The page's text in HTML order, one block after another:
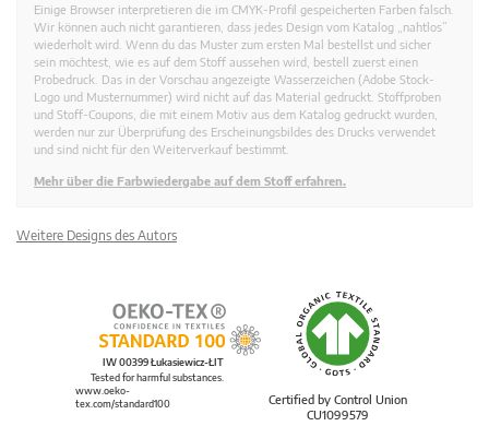
Einige Browser interpretieren die im CMYK-Profil gespeicherten Farben falsch.
Wir können auch nicht garantieren, dass jedes Design vom Katalog „nahtlos”
wiederholt wird. Wenn du das Muster zum ersten Mal bestellst und sicher
sein möchtest, wie es auf dem Stoff aussehen wird, bestell zuerst einen
Probedruck. Das in der Vorschau angezeigte Wasserzeichen (Adobe Stock-
Logo und Musternummer) wird nicht auf das Material gedruckt. Stoffproben
und Stoff-Coupons, die mit einem Motiv aus dem Katalog gedruckt wurden,
werden nur zur Überprüfung des Erscheinungsbildes des Drucks verwendet
und sind nicht für den Weiterverkauf bestimmt.
Mehr über die Farbwiedergabe auf dem Stoff erfahren.
Weitere Designs des Autors
Certified by Control Union
CU1099579
IW 00399 Łukasiewicz-ŁIT
Tested for harmful substances.
www.oeko-
tex.com/standard100